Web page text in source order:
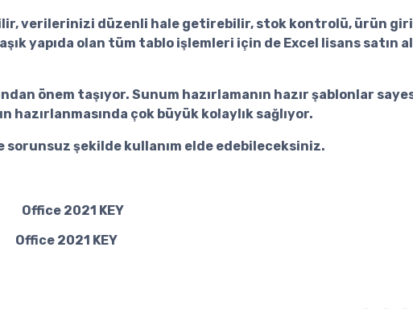
verilerinizi düzenli hale getirebilir, stok kontrolü, ürün
yapıda olan tüm tablo işlemleri için de Excel lisans satın
önem taşıyor. Sunum hazırlamanın hazır şablonlar
çok büyük kolaylık sağlıyor.
şekilde kullanım elde edebileceksiniz.
Office 2021 KEY